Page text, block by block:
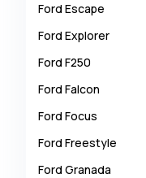
Austin Healey
Ford Escape
Ford Explorer
Ford F250
Ford Falcon
Ford Focus
Ford Freestyle
Ford Granada